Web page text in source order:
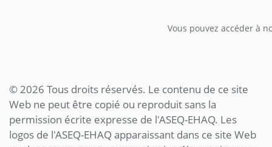
Vous pouvez accéder à
© 2026 Tous droits réservés. Le contenu de ce site
Web ne peut être copié ou reproduit sans la
permission écrite expresse de l'ASEQ-EHAQ. Les
logos de l'ASEQ-EHAQ apparaissant dans ce site Web